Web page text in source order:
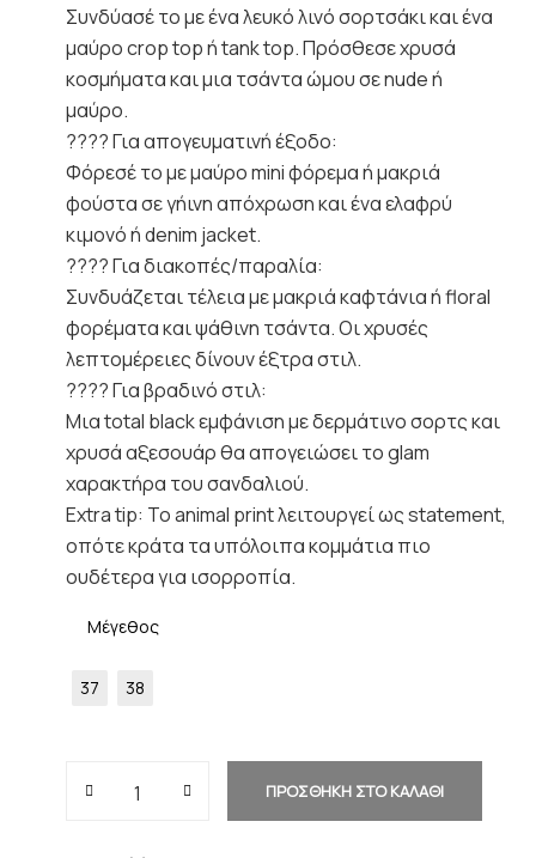
Συνδύασέ το με ένα λευκό λινό σορτσάκι και ένα
μαύρο crop top ή tank top. Πρόσθεσε χρυσά
κοσμήματα και μια τσάντα ώμου σε nude ή
μαύρο.
???? Για απογευματινή έξοδο:
Φόρεσέ το με μαύρο mini φόρεμα ή μακριά
φούστα σε γήινη απόχρωση και ένα ελαφρύ
κιμονό ή denim jacket.
???? Για διακοπές/παραλία:
Συνδυάζεται τέλεια με μακριά καφτάνια ή floral
φορέματα και ψάθινη τσάντα. Οι χρυσές
λεπτομέρειες δίνουν έξτρα στιλ.
???? Για βραδινό στιλ:
Μια total black εμφάνιση με δερμάτινο σορτς και
χρυσά αξεσουάρ θα απογειώσει το glam
χαρακτήρα του σανδαλιού.
Extra tip: Το animal print λειτουργεί ως statement,
οπότε κράτα τα υπόλοιπα κομμάτια πιο
ουδέτερα για ισορροπία.
Μέγεθος
37 38
ΠΡΟΣΘΗΚΗ ΣΤΟ ΚΑΛΑΘΙ